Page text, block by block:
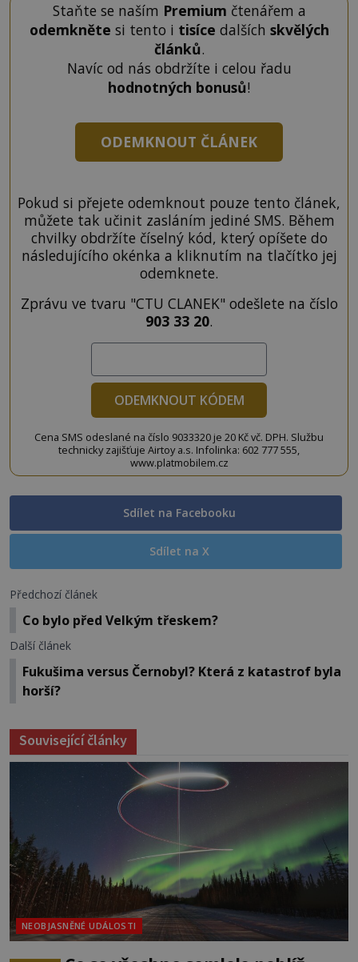
Staňte se naším Premium čtenářem a
odemkněte si tento i tisíce dalších skvělých
článků.
Navíc od nás obdržíte i celou řadu
hodnotných bonusů!
ODEMKNOUT ČLÁNEK
Pokud si přejete odemknout pouze tento článek,
můžete tak učinit zasláním jediné SMS. Během
chvilky obdržíte číselný kód, který opíšete do
následujícího okénka a kliknutím na tlačítko jej
odemknete.
Zprávu ve tvaru "CTU CLANEK" odešlete na číslo
903 33 20.
ODEMKNOUT KÓDEM
Cena SMS odeslané na číslo 9033320 je 20 Kč vč. DPH. Službu
technicky zajišťuje Airtoy a.s. Infolinka: 602 777 555,
www.platmobilem.cz
Sdílet na Facebooku
Sdílet na X
Předchozí článek
Co bylo před Velkým třeskem?
Další článek
Fukušima versus Černobyl? Která z katastrof byla
horší?
Související články
NEOBJASNĚNÉ UDÁLOSTI